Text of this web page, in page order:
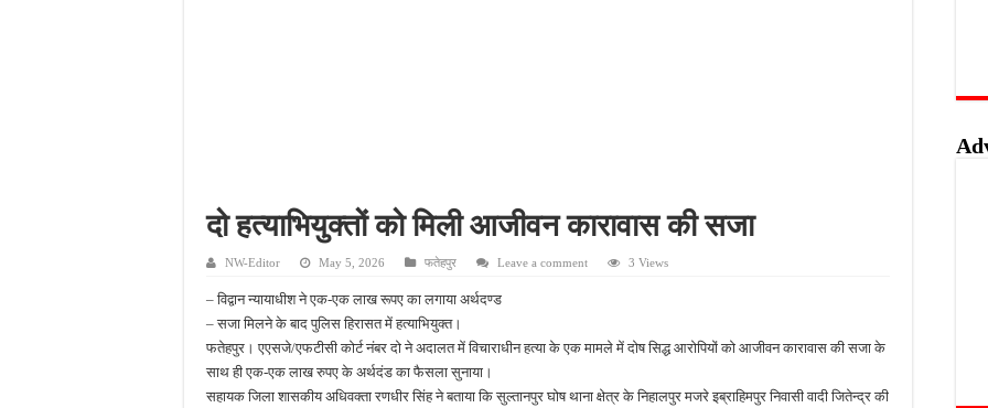
दो हत्याभियुक्तों को मिली आजीवन कारावास की सजा
NW-Editor May 5, 2026 फतेहपुर Leave a comment 3 Views
– विद्वान न्यायाधीश ने एक-एक लाख रूपए का लगाया अर्थदण्ड
– सजा मिलने के बाद पुलिस हिरासत में हत्याभियुक्त।
फतेहपुर। एएसजे/एफटीसी कोर्ट नंबर दो ने अदालत में विचाराधीन हत्या के एक मामले में दोष सिद्ध आरोपियों को आजीवन कारावास की सजा के
साथ ही एक-एक लाख रुपए के अर्थदंड का फैसला सुनाया।
सहायक जिला शासकीय अधिवक्ता रणधीर सिंह ने बताया कि सुल्तानपुर घोष थाना क्षेत्र के निहालपुर मजरे इब्राहिमपुर निवासी वादी जितेन्द्र की